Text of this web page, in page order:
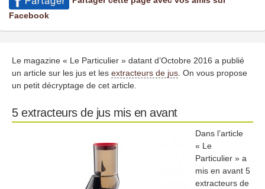
Facebook
Le magazine « Le Particulier » datant d’Octobre 2016 a publié
un article sur les jus et les extracteurs de jus . On vous propose
un petit décryptage de cet article.
5 extracteurs de jus mis en avant
Dans l’article
« Le
Particulier » a
mis en avant 5
extracteurs de